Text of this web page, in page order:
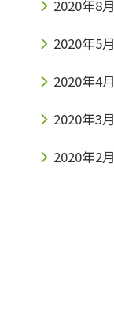
2020年8月
2020年5月
2020年4月
2020年3月
2020年2月